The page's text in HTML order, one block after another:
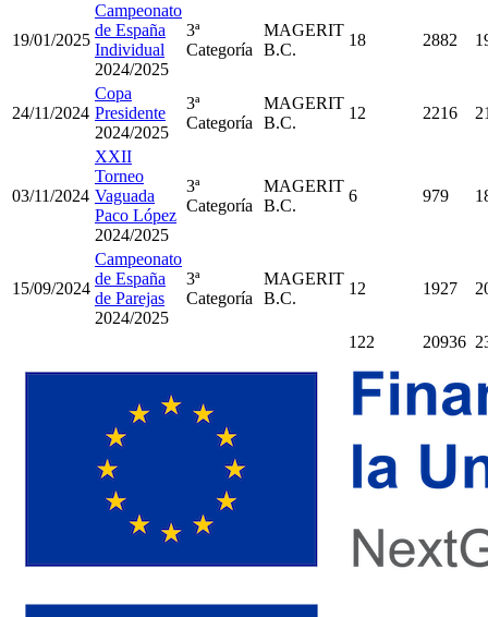
19/01/2025
Campeonato
de España
Individual
2024/2025
3ª
Categoría
MAGERIT
B.C.
18 2882
24/11/2024
Copa
Presidente
2024/2025
3ª
Categoría
MAGERIT
B.C.
12 2216
03/11/2024
XXII
Torneo
Vaguada
Paco López
2024/2025
3ª
Categoría
MAGERIT
B.C.
6 979
15/09/2024
Campeonato
de España
de Parejas
2024/2025
3ª
Categoría
MAGERIT
B.C.
12 1927
122 20936